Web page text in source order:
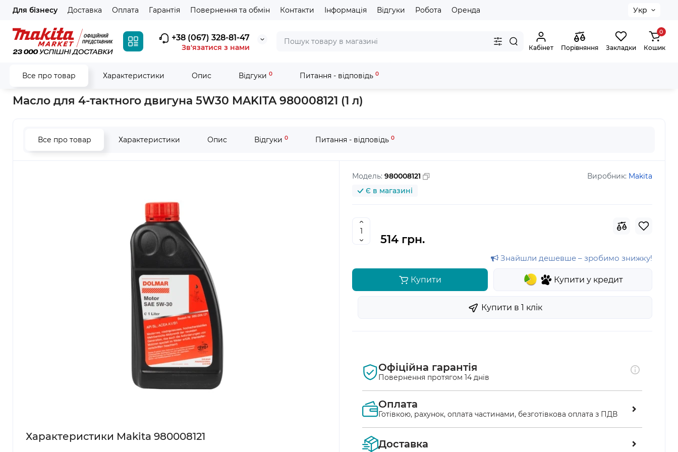
Для бізнесу Доставка Оплата Гарантія Повернення та обмін Контакти Інформація Відгуки Робота Оренда Укр
+38 (067) 328-81-47
Зв'язатися з нами Кабінет Порівняння Закладки
0
Кошик
Все про товар Характеристики Опис Відгуки 0 Питання - відповідь 0
Головна Витратні матеріали Мастило Масло для 4-тактного двигуна 5W30 MAKITA 980008121 (1 л)
Масло для 4-тактного двигуна 5W30 MAKITA 980008121 (1 л)
Все про товар Характеристики Опис Відгуки 0 Питання - відповідь 0
Характеристики Makita 980008121
Модель: 980008121 Виробник: Makita
Є в магазині
514 грн.
Знайшли дешевше – зробимо знижку!
Купити Купити у кредит
Купити в 1 клiк
Офіційна гарантія
Повернення протягом 14 днів
Оплата
Готівкою, рахунок, оплата частинами, безготівкова оплата з ПДВ
Ви маєте можливість перевірити замовлення перед оплатою
Доставка